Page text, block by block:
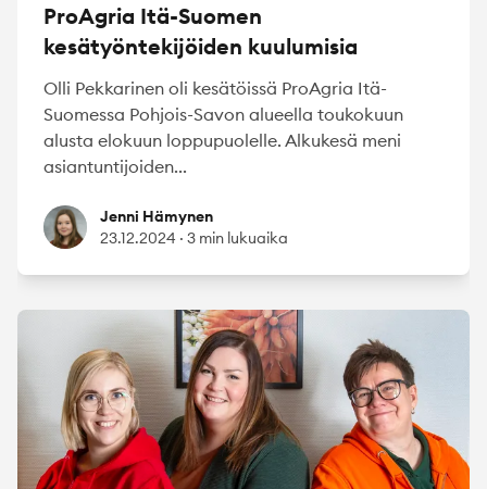
ProAgria Itä-Suomen
kesätyöntekijöiden kuulumisia
Olli Pekkarinen oli kesätöissä ProAgria Itä-
Suomessa Pohjois-Savon alueella toukokuun
alusta elokuun loppupuolelle. Alkukesä meni
asiantuntijoiden...
Jenni Hämynen
Jenni Hämynen
23.12.2024 · 3 min lukuaika